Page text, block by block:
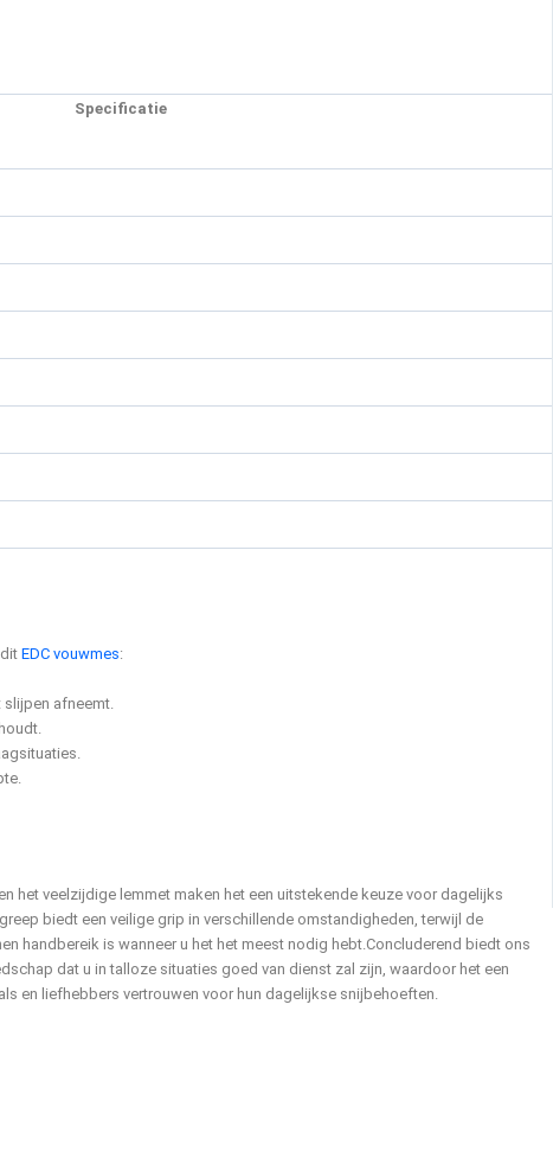
Specificatie
EDC vouwmes:
afneemt.
het veelzijdige lemmet maken het een uitstekende keuze voor dagelijks
biedt een veilige grip in verschillende omstandigheden, terwijl de
handbereik is wanneer u het het meest nodig hebt.Concluderend biedt ons
dat u in talloze situaties goed van dienst zal zijn, waardoor het een
en liefhebbers vertrouwen voor hun dagelijkse snijbehoeften.